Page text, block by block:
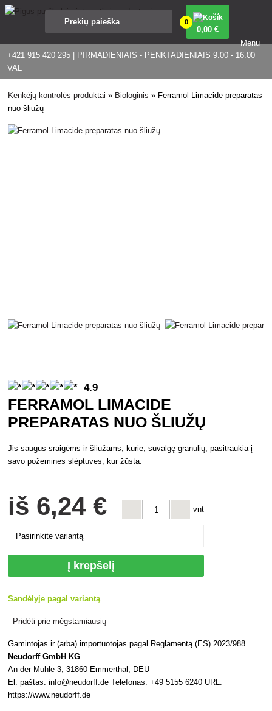
+421 915 420 295 | PIRMADIENIAIS - PENKTADIENIAIS 9:00 - 16:00
VAL
0
0,00 €
Menu
Kenkėjų kontrolės produktai » Biologinis » Ferramol Limacide preparatas
nuo šliužų
4.9
FERRAMOL LIMACIDE
PREPARATAS NUO ŠLIUŽŲ
Jis saugus sraigėms ir šliužams, kurie, suvalgę granulių, pasitraukia į
savo požemines slėptuves, kur žūsta.
iš 6,24 € vnt
Į krepšelį
Sandėlyje pagal variantą
Pridėti prie mėgstamiausių
Gamintojas ir (arba) importuotojas pagal Reglamentą (ES) 2023/988
Neudorff GmbH KG
An der Muhle 3, 31860 Emmerthal, DEU
El. paštas: info@neudorff.de Telefonas: +49 5155 6240 URL:
https://www.neudorff.de